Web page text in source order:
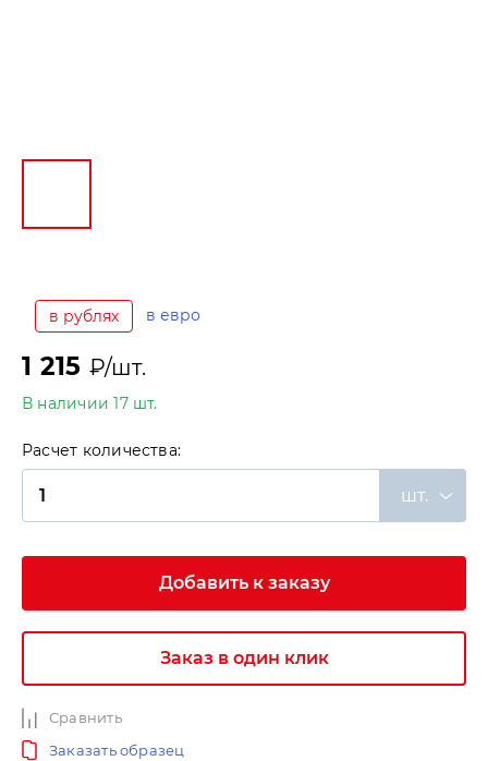
в рублях в евро
1 215 ₽/шт.
В наличии 17 шт.
Расчет количества:
шт.
Добавить к заказу
Заказ в один клик
Сравнить
Заказать образец